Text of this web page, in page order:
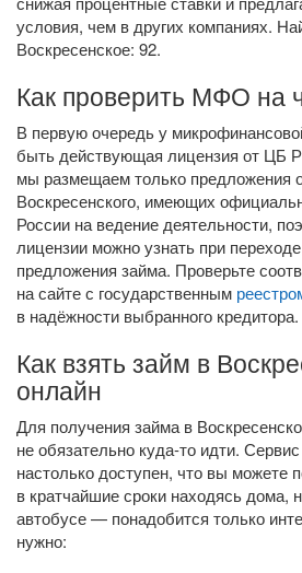
условия, чем в других компаниях.
Воскресенское: 92.
Как проверить МФО на
В первую очередь у
быть действующая лицензия от ЦБ
мы размещаем только предложения
Воскресенского, имеющих
России на ведение деятельности,
лицензии можно узнать при
предложения займа. Проверьте
на сайте с государственным
в надёжности выбранного кредитора.
Как взять займ в
онлайн
Для получения займа в
не обязательно куда-то идти.
настолько доступен, что вы можете
в кратчайшие сроки находясь дома,
автобусе — понадобится только
нужно: